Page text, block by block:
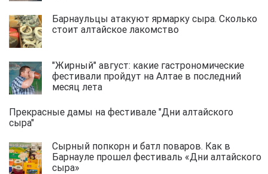
Барнаульцы атакуют ярмарку сыра. Сколько
стоит алтайское лакомство
"Жирный" август: какие гастрономические
фестивали пройдут на Алтае в последний
месяц лета
Прекрасные дамы на фестивале "Дни алтайского
сыра"
Сырный попкорн и батл поваров. Как в
Барнауле прошел фестиваль «Дни алтайского
сыра»